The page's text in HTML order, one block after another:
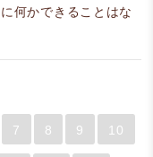
何かできることはな
7 8 9 10